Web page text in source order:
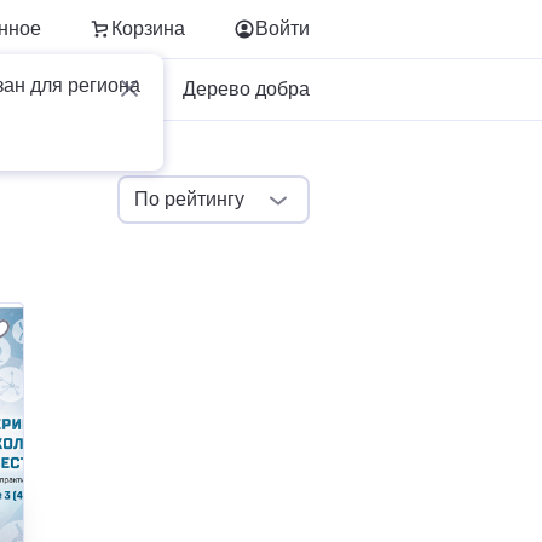
Корзина
для региона
Войти
Для бизнеса Дерево добра
По рейтингу